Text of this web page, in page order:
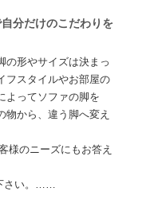
分だけのこだわりを
の形やサイズは決まっ
フスタイルやお部屋の
よってソファの脚を
物から、違う脚へ変え
様のニーズにもお答え
さい。……